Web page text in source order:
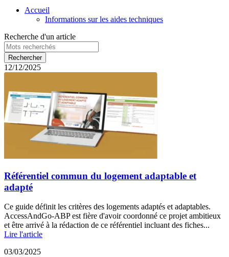
Accueil
Informations sur les aides techniques
Recherche d'un article
12/12/2025
Référentiel commun du logement adaptable et
adapté
Ce guide définit les critères des logements adaptés et adaptables.
AccessAndGo-ABP est fière d'avoir coordonné ce projet ambitieux
et être arrivé à la rédaction de ce référentiel incluant des fiches...
Lire l'article
03/03/2025